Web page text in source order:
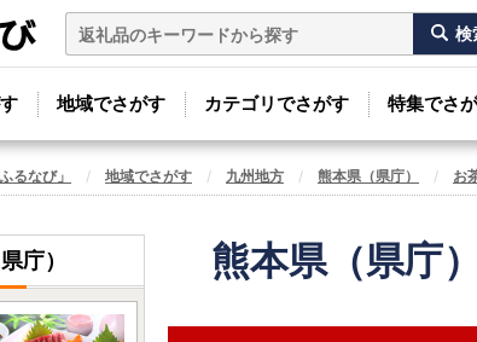
地域でさがす カテゴリでさがす 特集でさ
るなび」 地域でさがす 九州地方 熊本県（県庁） お
熊本県（県庁
庁）